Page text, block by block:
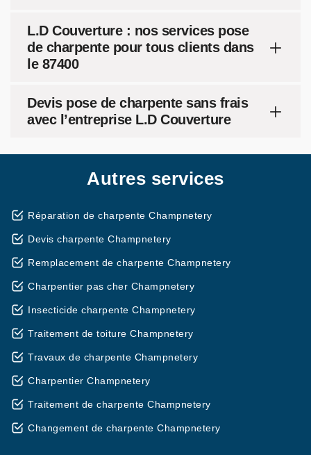
L.D Couverture : nos services pose
de charpente pour tous clients dans
le 87400
Devis pose de charpente sans frais
avec l’entreprise L.D Couverture
Autres services
Réparation de charpente Champnetery
Devis charpente Champnetery
Remplacement de charpente Champnetery
Charpentier pas cher Champnetery
Insecticide charpente Champnetery
Traitement de toiture Champnetery
Travaux de charpente Champnetery
Charpentier Champnetery
Traitement de charpente Champnetery
Changement de charpente Champnetery